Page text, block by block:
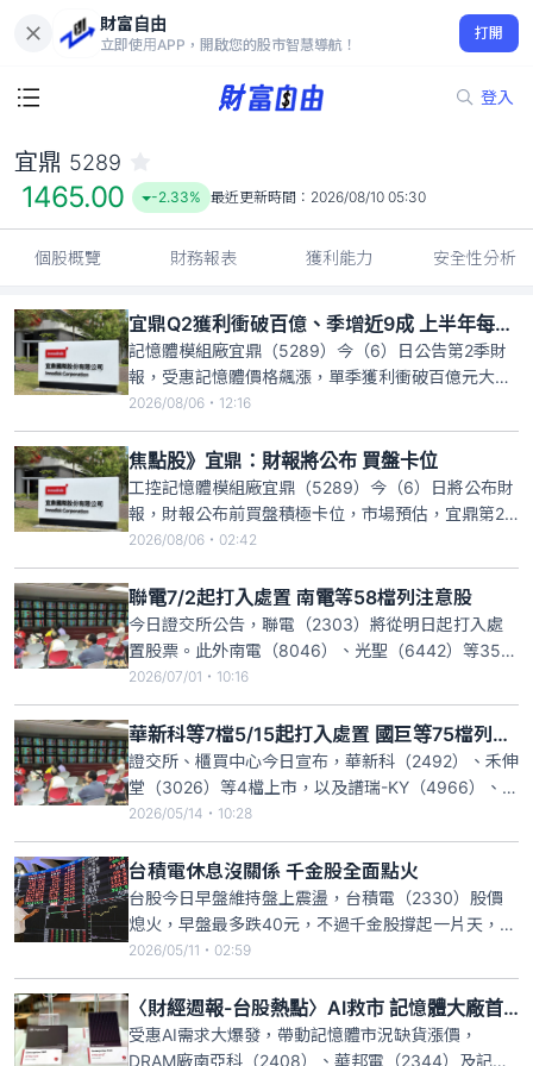
財富自由
立即使用APP，開啟您的股市智慧導航！
打開
登入
1465.00
-2.33%
宜鼎 5289
1465.00 -2.33% 最近更新時間： 2026/08/10 05:30
個股概覽 財務報表 獲利能力 安全性分析
宜鼎Q2獲利衝破百億、季增近9成 上半年每股大賺166.45元
記憶體模組廠宜鼎（5289）今（6）日公告第2季財
報，受惠記憶體價格飆漲，單季獲利衝破百億元大
關、達到103.68億元，較上季大增將近9成，每股稅
後盈餘108.93元；上半年累計稅後盈餘158.34億
元，年增29倍，每股大賺166.45元。
2026/08/06・12:16
焦點股》宜鼎：財報將公布 買盤卡位
工控記憶體模組廠宜鼎（5289）今（6）日將公布財
報，財報公布前買盤積極卡位，市場預估，宜鼎第2
季毛利率可望突破6成，單季每股稅後盈餘可望達100
元，激勵今日股價開高走高，截至上午10時30分，強
攻漲停價1610元，成交量3262張，漲停委買張數超
過900張。
2026/08/06・02:42
聯電7/2起打入處置 南電等58檔列注意股
今日證交所公告，聯電（2303）將從明日起打入處
置股票。此外南電（8046）、光聖（6442）等35檔
上市，以及群聯（8299）、宜鼎（5289）等23檔上
櫃，共計58檔上市櫃股票則列入注意股。根據證交所
公告，聯電將於本月2日至15日、共計10個營業日打
入處置股票，處置期間改採人工撮合，每5分鐘撮合
2026/07/01・10:16
華新科等7檔5/15起打入處置 國巨等75檔列注意股
證交所、櫃買中心今日宣布，華新科（2492）、禾伸
堂（3026）等4檔上市，以及譜瑞-KY（4966）、信
昌電（6173）等7檔上櫃，共計11檔上市櫃股票從明
（15日）起列入處置股。此外，被動元件大廠國巨
（2327）以及旺宏（2337）、兆赫（2485）等26
檔上市，以及群聯（8299）、宜鼎（52
2026/05/14・10:28
台積電休息沒關係 千金股全面點火
台股今日早盤維持盤上震盪，台積電（2330）股價
熄火，早盤最多跌40元，不過千金股撐起一片天，
48檔千金股中，早盤一度高達11檔漲停，僅有9檔個
股下跌。11檔千金股中，創意、世芯-KY、新代、群
聯、智邦、宜鼎、勤誠、創新服務大多是4月營收表
現亮麗，或首季財報繳出獲利創新高的佳績，激勵股
價強漲，其中創
2026/05/11・02:59
〈財經週報-台股熱點〉AI救市 記憶體大廠首季獲利集體倍增
受惠AI需求大爆發，帶動記憶體市況缺貨漲價，
DRAM廠南亞科（2408）、華邦電（2344）及記憶